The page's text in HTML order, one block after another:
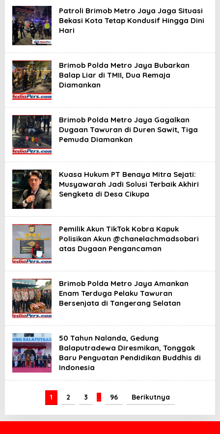
Patroli Brimob Metro Jaya Jaga Situasi
Bekasi Kota Tetap Kondusif Hingga Dini
Hari
Brimob Polda Metro Jaya Bubarkan
Balap Liar di TMII, Dua Remaja
Diamankan
Brimob Polda Metro Jaya Gagalkan
Dugaan Tawuran di Duren Sawit, Tiga
Pemuda Diamankan
Kuasa Hukum PT Benaya Mitra Sejati:
Musyawarah Jadi Solusi Terbaik Akhiri
Sengketa di Desa Cikupa
Pemilik Akun TikTok Kobra Kapuk
Polisikan Akun @chanelachmadsobari
atas Dugaan Pengancaman
Brimob Polda Metro Jaya Amankan
Enam Terduga Pelaku Tawuran
Bersenjata di Tangerang Selatan
50 Tahun Nalanda, Gedung
Balaputradewa Diresmikan, Tonggak
Baru Penguatan Pendidikan Buddhis di
Indonesia
1 2 3 … 96 Berikutnya